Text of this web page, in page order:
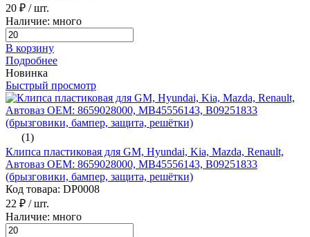
20 ₽ / шт.
Наличие: много
В корзину
Подробнее
Новинка
Быстрый просмотр
(1)
Клипса пластиковая для GM, Hyundai, Kia, Mazda, Renault,
Автоваз ОЕМ: 8659028000, MB45556143, B09251833
(брызговики, бампер, защита, решётки)
Код товара: DP0008
22 ₽ / шт.
Наличие: много